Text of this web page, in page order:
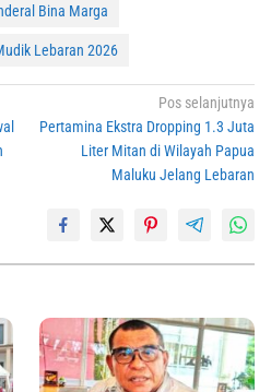
Bina Marga
Lebaran 2026
Pos selanjutnya
Pertamina Ekstra Dropping 1.3 Juta
Liter Mitan di Wilayah Papua
Maluku Jelang Lebaran